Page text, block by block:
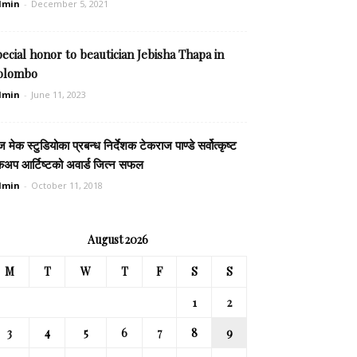
- December 5, 2021
honor to beautician Jebisha Thapa in
- June 11, 2023
मेक स्टुडियोका प्रबन्ध निर्देशक टेकराज पाण्डे सर्वोत्कृष्ट
आर्टिष्टको अवार्ड जित्न सफल
- October 11, 2018
August 2026
M T W T F S S
1
2
3
4 5 6 7 8
9